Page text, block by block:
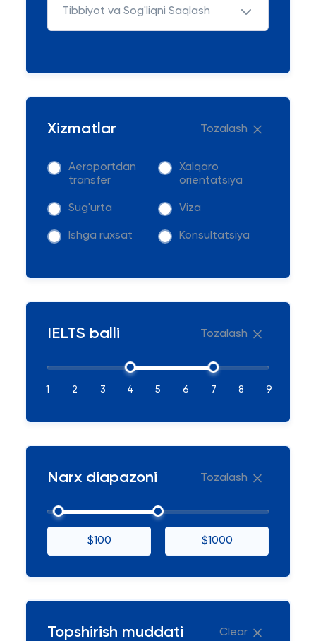
Tibbiyot va Sog'liqni Saqlash
Xizmatlar Tozalash
Aeroportdan
transfer
Xalqaro
orientatsiya
Sug'urta Viza
Ishga ruxsat Konsultatsiya
IELTS balli Tozalash
1 2 3 4 5 6 7 8 9
Narx diapazoni Tozalash
$100 $1000
Topshirish muddati Clear